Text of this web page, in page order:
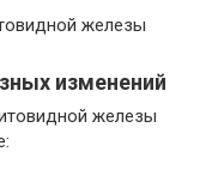
железы
изменений
железы